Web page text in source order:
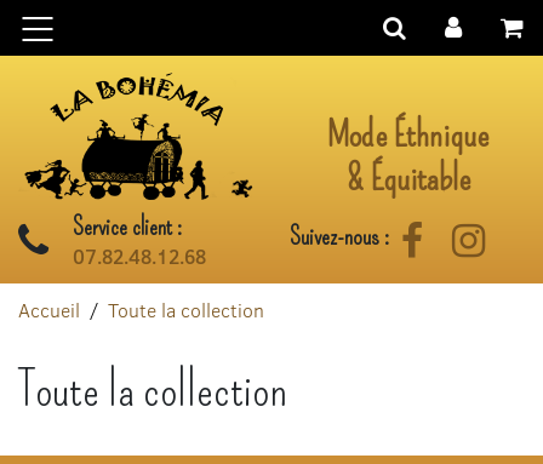
Aller au contenu
Mode Éthnique
& Équitable
Service client :
07.82.48.12.68
Suivez-nous : Facebook
Accueil Toute la collection
Toute la collection